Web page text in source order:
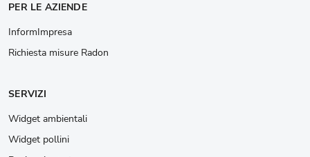
PER LE AZIENDE
InformImpresa
Richiesta misure Radon
SERVIZI
Widget ambientali
Widget pollini